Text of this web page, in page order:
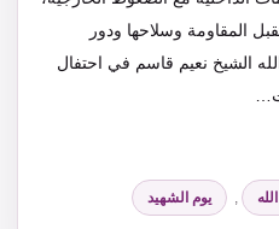
المقاومة وسلاحها ودور
الشيخ نعيم قاسم في احتفال
يوم الشهيد